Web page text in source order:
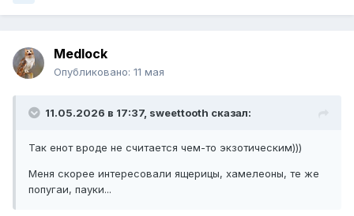
Medlock
Опубликовано: 11 мая
11.05.2026 в 17:37, sweettooth сказал:
Так енот вроде не считается чем-то экзотическим)))
Меня скорее интересовали ящерицы, хамелеоны, те же
попугаи, пауки...